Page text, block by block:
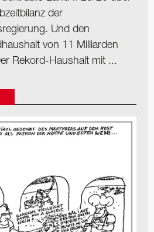
der
Und den
von 11 Milliarden
Rekord-Haushalt mit ...